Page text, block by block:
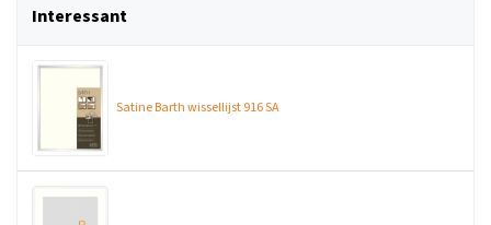
Interessant
Satine Barth wissellijst 916 SA